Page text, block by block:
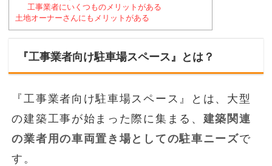
工事業者にいくつものメリットがある
土地オーナーさんにもメリットがある
『工事業者向け駐車場スペース』とは？
『工事業者向け駐車場スペース』とは、大型
の建築工事が始まった際に集まる、 建築関連
の業者用の車両置き場としての駐車ニーズで
す。